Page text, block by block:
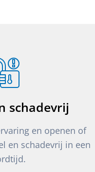
schadevrij
en openen of
en schadevrij in een